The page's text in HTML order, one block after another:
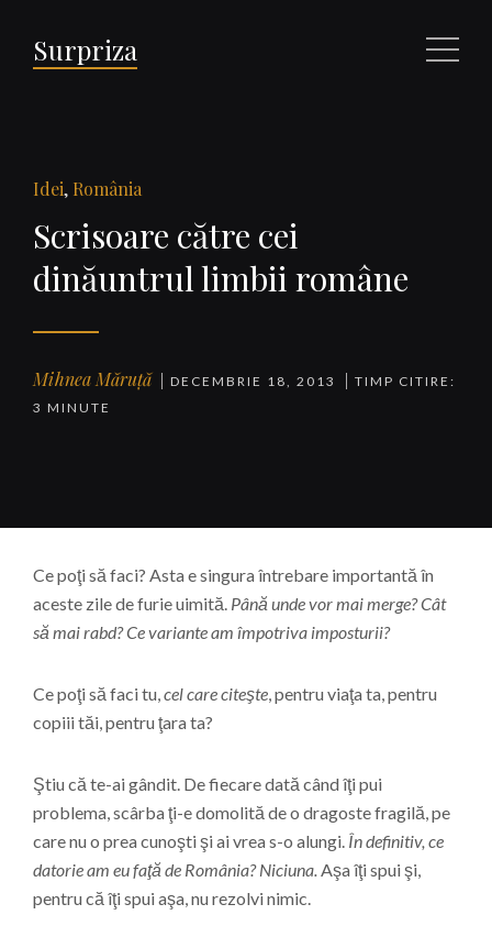
Surpriza Meniu
Idei, România
Scrisoare către cei
dinăuntrul limbii române
Mihnea Măruță DECEMBRIE 18, 2013
TIMP CITIRE:
3 MINUTE
Ce poţi să faci? Asta e singura întrebare importantă în
aceste zile de furie uimită. Până unde vor mai merge? Cât
să mai rabd? Ce variante am împotriva imposturii?
Ce poţi să faci tu,cel care citeşte, pentru viaţa ta, pentru
copiii tăi, pentru ţara ta?
Ştiu că te-ai gândit. De fiecare dată când îţi pui
problema, scârba ţi-e domolită de o dragoste fragilă, pe
care nu o prea cunoşti şi ai vrea s-o alungi. În definitiv, ce
datorie am eu faţă de România? Niciuna.Aşa îţi spui şi,
pentru că îţi spui aşa, nu rezolvi nimic.